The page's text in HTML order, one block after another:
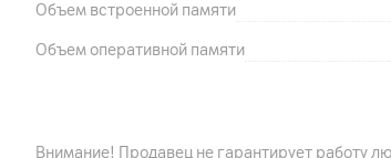
Объем встроенной памяти
Объем оперативной памяти
Аккумулятор
Внимание! Продавец не гарантирует работу